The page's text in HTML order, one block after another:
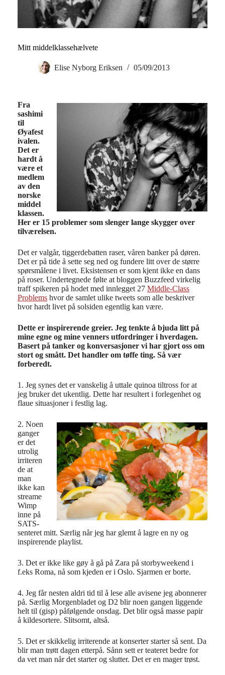
Mitt middelklassehælvete
Elise Nyborg Eriksen 05/09/2013
Fra
sashimi
til
Øyafest
ivalen.
Det er
hardt å
være et
medlem
av den
norske
middel
klassen.
Her er 15 problemer som slenger lange skygger over
tilværelsen.
Det er valgår, tiggerdebatten raser, våren banker på døren.
Det er på tide å sette seg ned og fundere litt over de større
spørsmålene i livet. Eksistensen er som kjent ikke en dans
på roser. Undertegnede følte at bloggen Buzzfeed virkelig
traff spikeren på hodet med innlegget 27 Middle-Class
Problems hvor de samlet ulike tweets som alle beskriver
hvor hardt livet på solsiden egentlig kan være.
Dette er inspirerende greier. Jeg tenkte å bjuda litt på
mine egne og mine venners utfordringer i hverdagen.
Basert på tanker og konversasjoner vi har gjort oss om
stort og smått. Det handler om tøffe ting. Så vær
forberedt.
1. Jeg synes det er vanskelig å uttale quinoa tiltross for at
jeg bruker det ukentlig. Dette har resultert i forlegenhet og
flaue situasjoner i festlig lag.
2. Noen
ganger
er det
utrolig
irriteren
de at
man
ikke kan
streame
Wimp
inne på
SATS-
senteret mitt. Særlig når jeg har glemt å lagre en ny og
inspirerende playlist.
3. Det er ikke like gøy å gå på Zara på storbyweekend i
f.eks Roma, nå som kjeden er i Oslo. Sjarmen er borte.
4. Jeg får nesten aldri tid til å lese alle avisene jeg abonnerer
på. Særlig Morgenbladet og D2 blir noen gangen liggende
helt til (gisp) påfølgende onsdag. Det blir også masse papir
å kildesortere. Slitsomt, altså.
5. Det er skikkelig irriterende at konserter starter så sent. Da
blir man trøtt dagen etterpå. Sånn sett er teateret bedre for
da vet man når det starter og slutter. Det er en mager trøst.